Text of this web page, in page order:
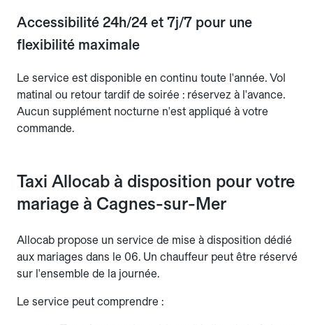
Accessibilité 24h/24 et 7j/7 pour une
flexibilité maximale
Le service est disponible en continu toute l'année. Vol
matinal ou retour tardif de soirée : réservez à l'avance.
Aucun supplément nocturne n'est appliqué à votre
commande.
Taxi Allocab à disposition pour votre
mariage à Cagnes-sur-Mer
Allocab propose un service de mise à disposition dédié
aux mariages dans le 06. Un chauffeur peut être réservé
sur l'ensemble de la journée.
Le service peut comprendre :